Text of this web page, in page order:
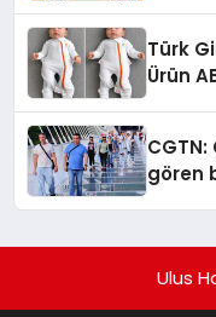
Türk
Ürün
gören
Ulus